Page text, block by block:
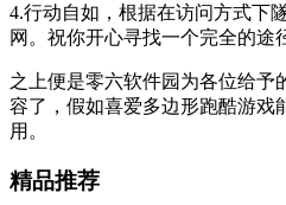
4.行动自如，根据在访问方式下
网。祝你开心寻找一个完全的途
之上便是零六软件园为各位给予
容了，假如喜爱多边形跑酷游戏
用。
精品推荐